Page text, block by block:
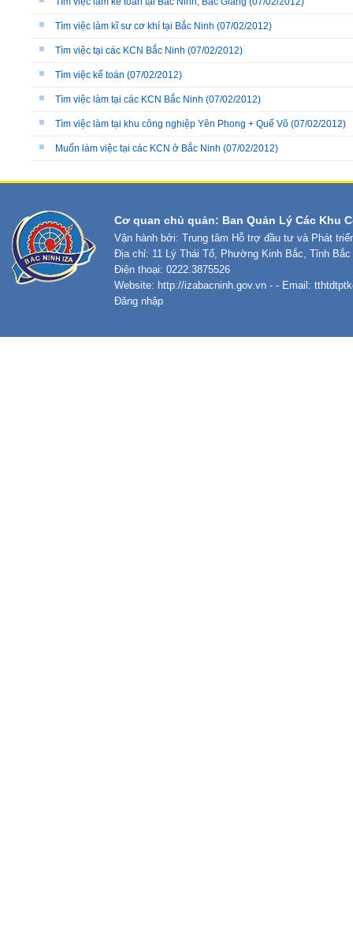
Tìm việc làm kĩ sư cơ khí tại Bắc Ninh (07/02/2012)
Tìm việc tại các KCN Bắc Ninh (07/02/2012)
Tìm việc kế toán (07/02/2012)
Tìm việc làm tại các KCN Bắc Ninh (07/02/2012)
Tìm việc làm tại khu công nghiệp Yên Phong + Quế Võ (07/02/2012)
Muốn làm việc tại các KCN ở Bắc Ninh (07/02/2012)
Cơ quan chủ quản: Ban Quản Lý Các Khu
Vận hành bởi: Trung tâm Hỗ trợ đầu tư và Phát
Địa chỉ: 11 Lý Thái Tổ, Phường Kinh Bắc, Tỉnh Bắc
Điện thoại: 0222.3875526
Website: http://izabacninh.gov.vn - - Email:
Đăng nhập